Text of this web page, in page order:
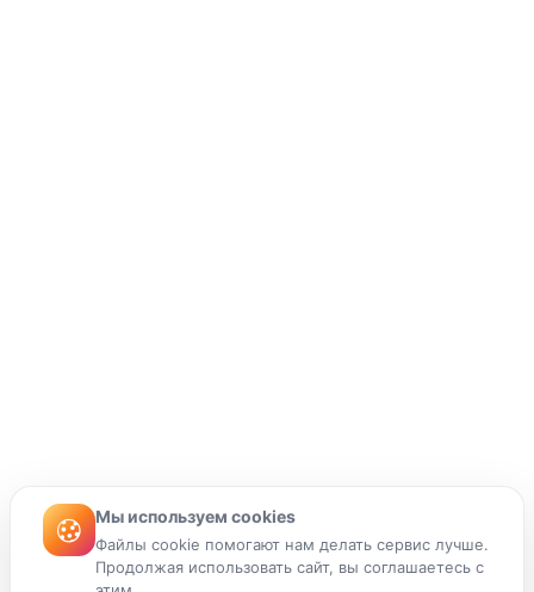
Мы используем cookies
Файлы cookie помогают нам делать сервис лучше.
Продолжая использовать сайт, вы соглашаетесь с